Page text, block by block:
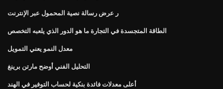
ر عرض رسالة نصية المحمول عبر الإنترنت
الطاقة المتجسدة في التجارة ما هو الدور الذي يلعبه التخصص
معدل النمو يعني التمويل
التحليل الفني أوضح مارتن برينغ
أعلى معدلات فائدة بنكية لحساب التوفير في الهند